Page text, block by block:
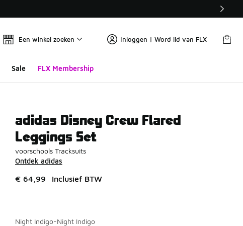
Een winkel zoeken Inloggen | Word lid van FLX
Sale FLX Membership
adidas Disney Crew Flared
Leggings Set
voorschools Tracksuits
Ontdek adidas
€ 64,99 Inclusief BTW
Night Indigo-Night Indigo